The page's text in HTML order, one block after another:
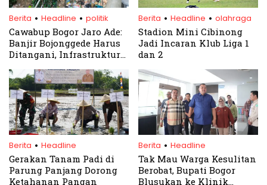
Berita . Headline . politik
Cawabup Bogor Jaro Ade:
Banjir Bojonggede Harus
Ditangani, Infrastruktur
Berita . Headline . olahraga
Stadion Mini Cibinong
Jadi Incaran Klub Liga 1
dan 2
Berita . Headline
Gerakan Tanam Padi di
Parung Panjang Dorong
Ketahanan Pangan
Berita . Headline
Tak Mau Warga Kesulitan
Berobat, Bupati Bogor
Blusukan ke Klinik